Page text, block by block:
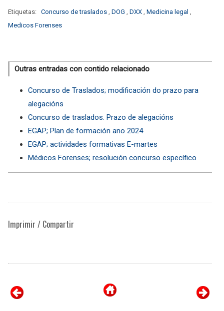
Etiquetas: Concurso de traslados DOG DXX Medicina legal
Medicos Forenses
Outras entradas con contido relacionado
Concurso de Traslados; modificación do prazo para
alegacións
Concurso de traslados. Prazo de alegacións
EGAP; Plan de formación ano 2024
EGAP; actividades formativas E-martes
Médicos Forenses; resolución concurso específico
Imprimir / Compartir